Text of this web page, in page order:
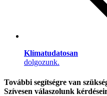
Klímatudatosan
dolgozunk.
További segítségre van
Szívesen válaszolunk